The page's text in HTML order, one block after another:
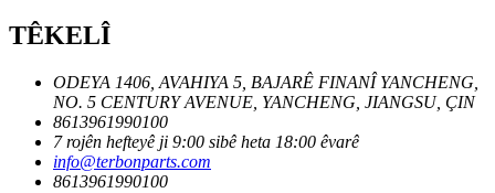
TÊKELÎ
ODEYA 1406, AVAHIYA 5, BAJARÊ FINANÎ YANCHENG,
NO. 5 CENTURY AVENUE, YANCHENG, JIANGSU, ÇIN
8613961990100
7 rojên hefteyê ji 9:00 sibê heta 18:00 êvarê
info@terbonparts.com
8613961990100